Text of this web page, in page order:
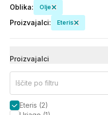
Oblika: Olje
Proizvajalci: Eteris
Proizvajalci
Iščite po filtru
Eteris (2)